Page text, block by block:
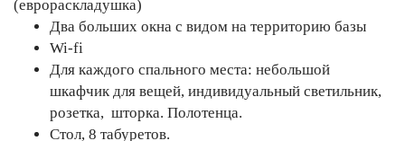
(еврораскладушка)
Два больших окна с видом на территорию базы
Wi-fi
Для каждого спального места: небольшой
шкафчик для вещей, индивидуальный светильник,
розетка, шторка. Полотенца.
Стол, 8 табуретов.